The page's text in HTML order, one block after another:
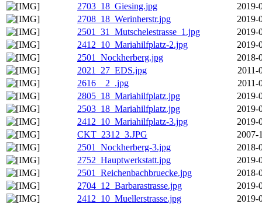
2703_18_Giesing.jpg
2019-
2708_18_Werinherstr.jpg
2019-
2501_31_Mutschelestrasse_1.jpg
2019-
2412_10_Mariahilfplatz-2.jpg
2019-
2501_Nockherberg.jpg
2018-
2021_27_EDS.jpg
2011-
2616__2_.jpg
2011-
2805_18_Mariahilfplatz.jpg
2019-
2503_18_Mariahilfplatz.jpg
2019-
2412_10_Mariahilfplatz-3.jpg
2019-
CKT_2312_3.JPG
2007-
2501_Nockherberg-3.jpg
2018-
2752_Hauptwerkstatt.jpg
2019-
2501_Reichenbachbruecke.jpg
2018-
2704_12_Barbarastrasse.jpg
2019-
2412_10_Muellerstrasse.jpg
2019-